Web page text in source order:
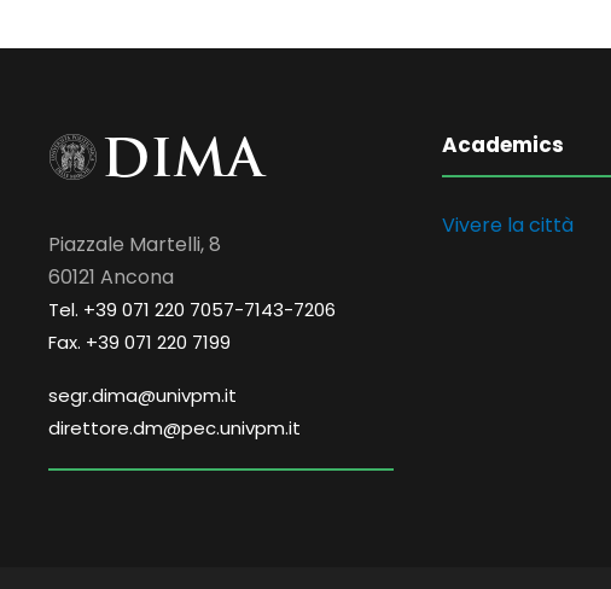
Piazzale Martelli, 8
60121 Ancona
Tel. +39 071 220 7057-7143-7206
Fax. +39 071 220 7199
segr.dima@univpm.it
direttore.dm@pec.univpm.it
Academics
Vivere la città